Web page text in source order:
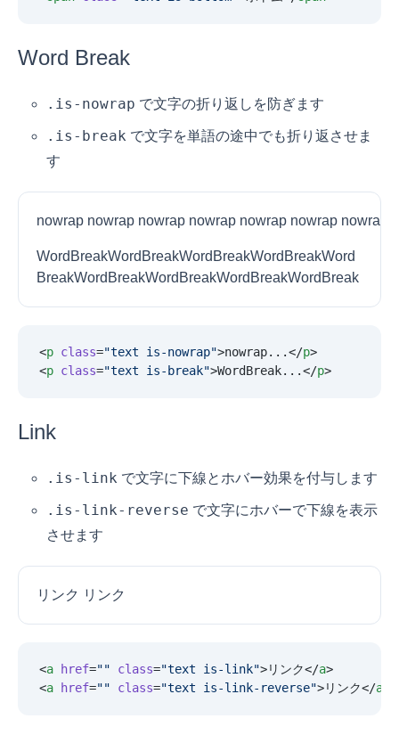
Word Break
.is-nowrap で文字の折り返しを防ぎます
.is-break で文字を単語の途中でも折り返させま
す
nowrap nowrap nowrap nowrap nowrap nowrap nowrap
WordBreakWordBreakWordBreakWordBreakWord
BreakWordBreakWordBreakWordBreakWordBreak
<p class="text is-nowrap">nowrap...</p>
<p class="text is-break">WordBreak...</p>
Link
.is-link で文字に下線とホバー効果を付与します
.is-link-reverse で文字にホバーで下線を表示
させます
リンク リンク
<a href="" class="text is-link">リンク</a>
<a href="" class="text is-link-reverse">リンク</a